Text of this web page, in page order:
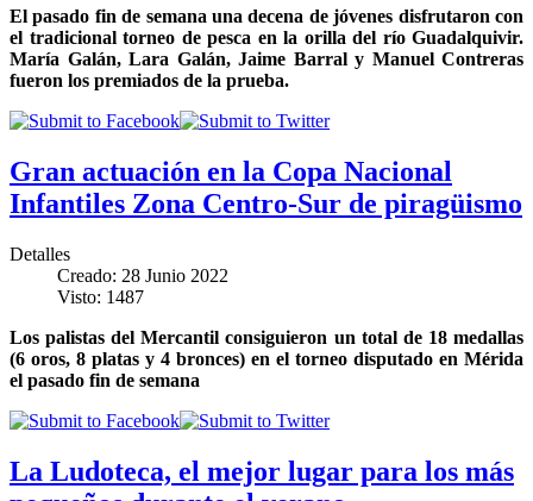
El pasado fin de semana una decena de jóvenes disfrutaron con
el tradicional torneo de pesca en la orilla del río Guadalquivir.
María Galán, Lara Galán, Jaime Barral y Manuel Contreras
fueron los premiados de la prueba.
Gran actuación en la Copa Nacional
Infantiles Zona Centro-Sur de piragüismo
Detalles
Creado: 28 Junio 2022
Visto: 1487
Los palistas del Mercantil consiguieron un total de 18 medallas
(6 oros, 8 platas y 4 bronces) en el torneo disputado en Mérida
el pasado fin de semana
La Ludoteca, el mejor lugar para los más